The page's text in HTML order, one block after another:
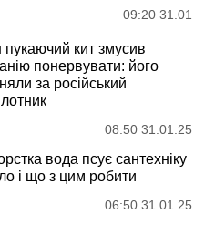
09:20 31.01
кит змусив
понервувати: його
за російський
08:50 31.01.25
вода псує сантехніку
і що з цим робити
06:50 31.01.25